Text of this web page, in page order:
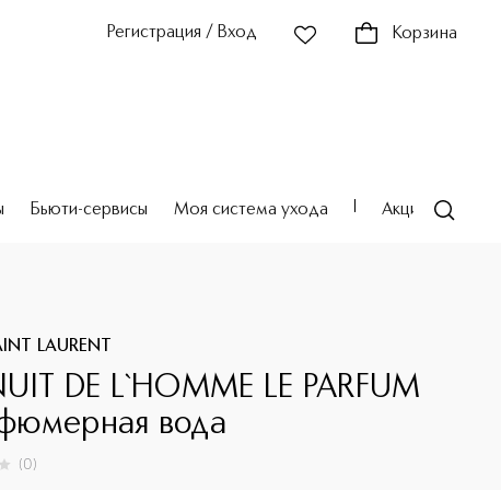
Регистрация / Вход Корзина
Бьюти-сервисы Моя система ухода Акции
LAURENT
DE L`HOMME LE PARFUM
вода
(0)